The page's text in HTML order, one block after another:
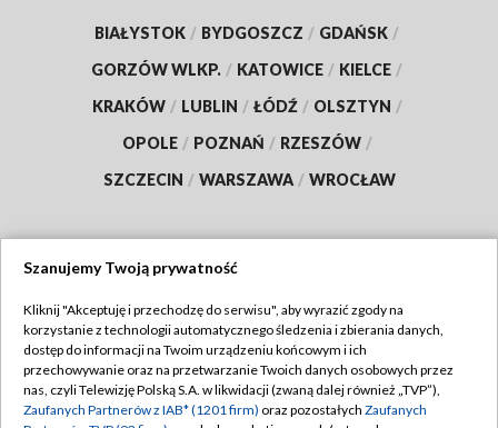
BIAŁYSTOK / BYDGOSZCZ / GDAŃSK /
GORZÓW WLKP. / KATOWICE / KIELCE /
KRAKÓW / LUBLIN / ŁÓDŹ / OLSZTYN /
OPOLE / POZNAŃ / RZESZÓW /
SZCZECIN / WARSZAWA / WROCŁAW
TVP
Abonament TVP
Emisja w TVP
Regulamin TVP
Polityka prywatności
Szanujemy Twoją prywatność
Kliknij "Akceptuję i przechodzę do serwisu", aby wyrazić zgody na
korzystanie z technologii automatycznego śledzenia i zbierania danych,
dostęp do informacji na Twoim urządzeniu końcowym i ich
przechowywanie oraz na przetwarzanie Twoich danych osobowych przez
nas, czyli Telewizję Polską S.A. w likwidacji (zwaną dalej również „TVP”),
Zaufanych Partnerów z IAB* (1201 firm) oraz pozostałych Zaufanych